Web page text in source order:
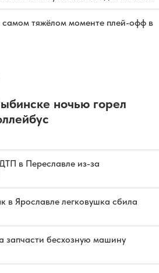
самом тяжёлом моменте плей-офф в
ночью горел
в Переславле из-за
в Ярославле легковушка сбила
запчасти бесхозную машину